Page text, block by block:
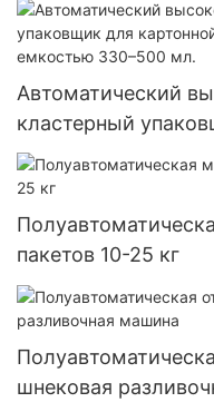
Автоматический
кластерный
упаковки пивных
мл.
пакетов 10-25 кг
шнековая